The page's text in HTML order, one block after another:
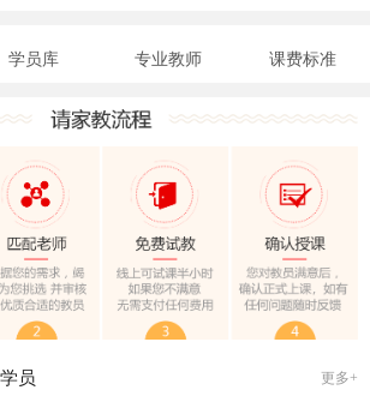
长的一封信
育考试月历
部门发布20条举措
育考试月历
5个新突破！国新办发布会介绍“十四五”时期加快建设教育强
学员库 专业教师 课费标准
员 更多+